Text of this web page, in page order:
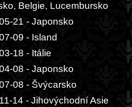
Belgie, Lucembursko
21 - Japonsko
09 - Island
18 - Itálie
08 - Japonsko
08 - Švýcarsko
14 - Jihovýchodní Asie